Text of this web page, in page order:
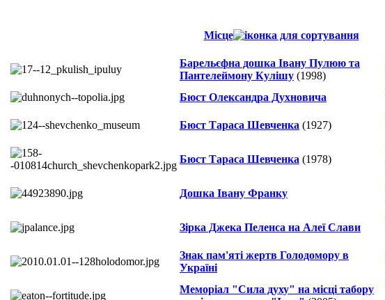
Місце
Барельєфна дошка Івану Пулюю та
Пантелеймону Кулішу (1998)
Бюст Олександра Духновича
Бюст Тараса Шевченка (1927)
Бюст Тараса Шевченка (1978)
Дошка Івану Франку
Зірка Джека Пеленса на Алеї Слави
Знак пам'яті жертв Голодомору в
Україні
Меморіал "Сила духу" на місці табору